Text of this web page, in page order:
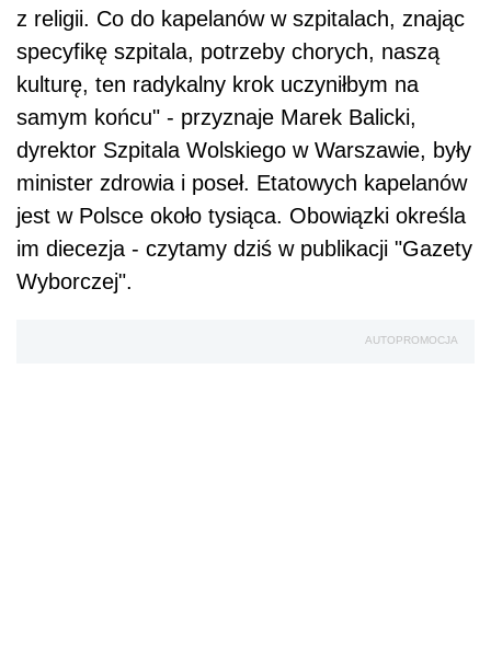
z religii. Co do kapelanów w szpitalach, znając
specyfikę szpitala, potrzeby chorych, naszą
kulturę, ten radykalny krok uczyniłbym na
samym końcu" - przyznaje Marek Balicki,
dyrektor Szpitala Wolskiego w Warszawie, były
minister zdrowia i poseł. Etatowych kapelanów
jest w Polsce około tysiąca. Obowiązki określa
im diecezja - czytamy dziś w publikacji "Gazety
Wyborczej".
AUTOPROMOCJA